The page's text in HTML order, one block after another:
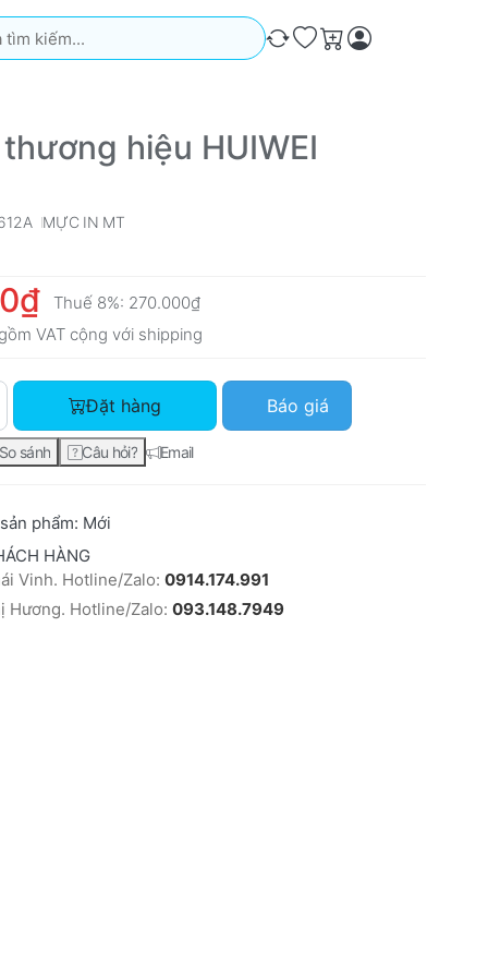
Kết quả sẽ tự động xuất hiện khi bạn nhập. Nhấn phím
So sánh
Ưa thích
Giỏ hàng
hiệu HUIWEI
MỰC IN MT
Thuế 8%: 270.000₫
VAT cộng với shipping
Mực in thương hiệu HUIWEI Q612A với giá 250.000₫, số lượng
Đặt hàng Báo giá
So sánh Câu hỏi? Email
phẩm: Mới
HÀNG
Vinh. Hotline/Zalo: 0914.174.991
Hương. Hotline/Zalo: 093.148.7949